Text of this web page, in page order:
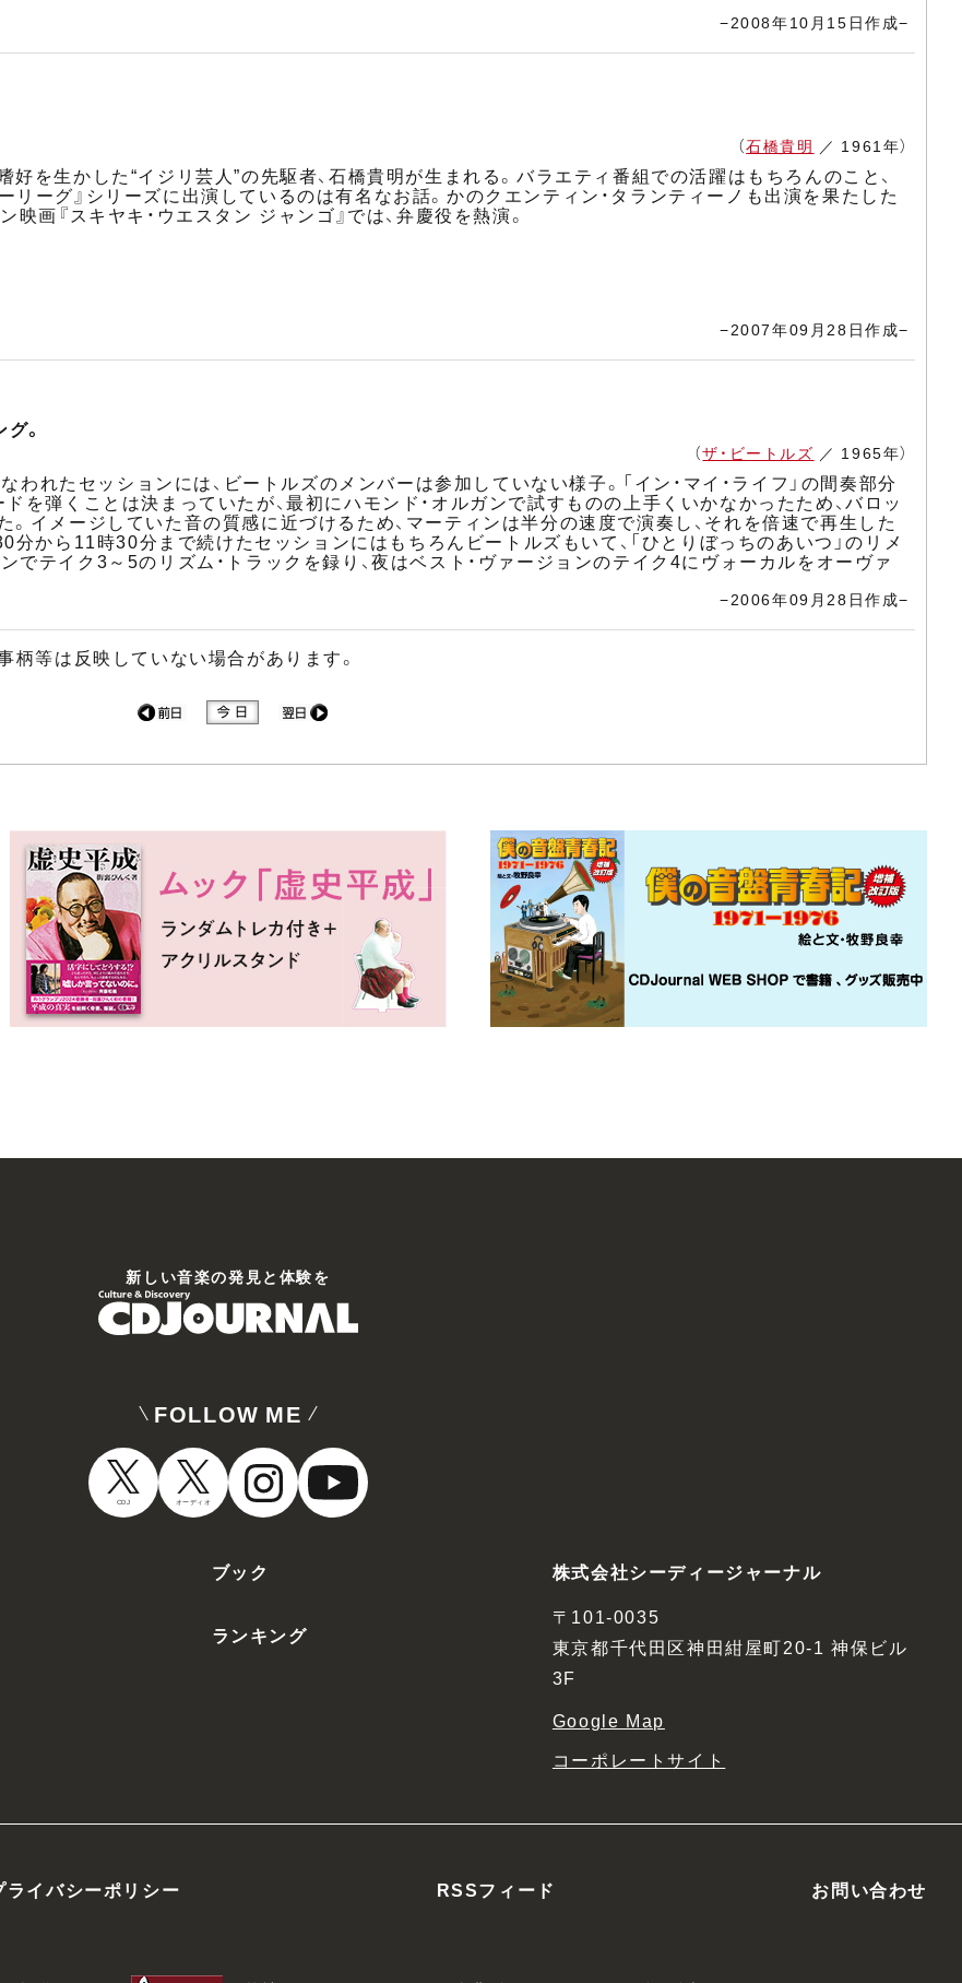
−2008年10月15日作成−
（石橋貴明 ／ 1961年）
好を生かした“イジリ芸人”の先駆者、石橋貴明が生まれる。バラエティ番組での活躍はもちろんのこと、
リーグ』シリーズに出演しているのは有名なお話。かのクエンティン・タランティーノも出演を果たした
画『スキヤキ・ウエスタン ジャンゴ』では、弁慶役を熱演。
−2007年09月28日作成−
。
（ザ・ビートルズ ／ 1965年）
れたセッションには、ビートルズのメンバーは参加していない様子。「イン・マイ・ライフ」の間奏部分
ドを弾くことは決まっていたが、最初にハモンド・オルガンで試すものの上手くいかなかったため、バロッ
。イメージしていた音の質感に近づけるため、マーティンは半分の速度で演奏し、それを倍速で再生した
分から11時30分まで続けたセッションにはもちろんビートルズもいて、「ひとりぼっちのあいつ」のリメ
でテイク3～5のリズム・トラックを録り、夜はベスト・ヴァージョンのテイク4にヴォーカルをオーヴァ
−2006年09月28日作成−
等は反映していない場合があります。
新しい⾳楽の発⾒と体験を
FOLLOW ME
CDJ オーディオ
ブック
ランキング
株式会社シーディージャーナル
〒101-0035
東京都千代田区神田紺屋町20-1 神保ビル
3F
Google Map
コーポレートサイト
ライバシーポリシー RSSフィード お問い合わせ